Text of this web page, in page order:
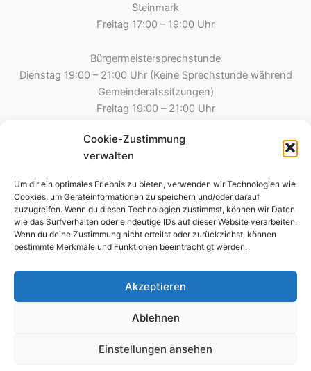
Cookie-Zustimmung
verwalten
Um dir ein optimales Erlebnis zu bieten, verwenden wir Technologien wie
Cookies, um Geräteinformationen zu speichern und/oder darauf
zuzugreifen. Wenn du diesen Technologien zustimmst, können wir Daten
wie das Surfverhalten oder eindeutige IDs auf dieser Website verarbeiten.
Wenn du deine Zustimmung nicht erteilst oder zurückziehst, können
bestimmte Merkmale und Funktionen beeinträchtigt werden.
Akzeptieren
Ablehnen
Einstellungen ansehen
Steinmark
Freitag 17:00 – 19:00 Uhr
Bürgermeistersprechstunde
Dienstag 19:00 – 21:00 Uhr (Keine Sprechstunde während
Gemeinderatssitzungen)
Freitag 19:00 – 21:00 Uhr
Gemeinde Esselbach
Hauptstraße 8
Tel.: 09394 – 2213
09394 – 8275 (Steinmark)
Fax: 09394-995790
E-Mail: kontakt@esselbach-online.de
Copyright © 2026 Gemeinde Esselbach
Datenschutz